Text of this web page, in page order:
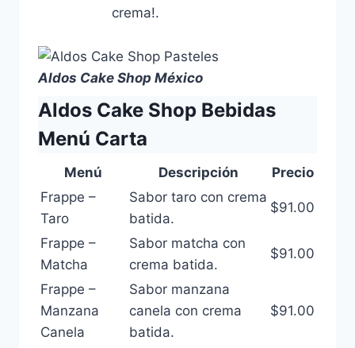
crema!.
Aldos Cake Shop México
Aldos Cake Shop Bebidas
Menú Carta
Menú Descripción
Precio
Frappe –
Taro
Sabor taro con crema
batida.
$91.00
Frappe –
Matcha
Sabor matcha con
crema batida.
$91.00
Frappe –
Manzana
Canela
Sabor manzana
canela con crema
batida.
$91.00